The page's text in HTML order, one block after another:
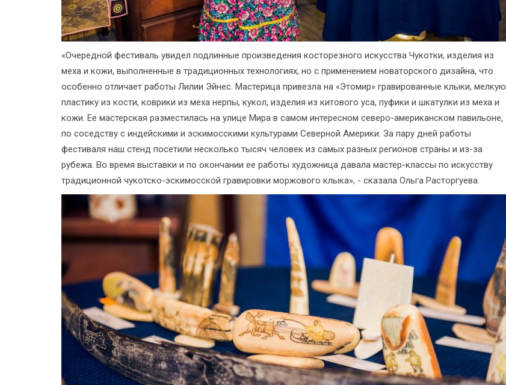
«Очередной фестиваль увидел подлинные произведения косторезного искусства Чукотки, изделия из
меха и кожи, выполненные в традиционных технологиях, но с применением новаторского дизайна, что
особенно отличает работы Лилии Эйнес. Мастерица привезла на «Этомир» гравированные клыки, мелкую
пластику из кости, коврики из меха нерпы, кукол, изделия из китового уса, пуфики и шкатулки из меха и
кожи. Ее мастерская разместилась на улице Мира в самом интересном северо-американском павильоне,
по соседству с индейскими и эскимосскими культурами Северной Америки. За пару дней работы
фестиваля наш стенд посетили несколько тысяч человек из самых разных регионов страны и из-за
рубежа. Во время выставки и по окончании ее работы художница давала мастер-классы по искусству
традиционной чукотско-эскимосской гравировки моржового клыка», - сказала Ольга Расторгуева.